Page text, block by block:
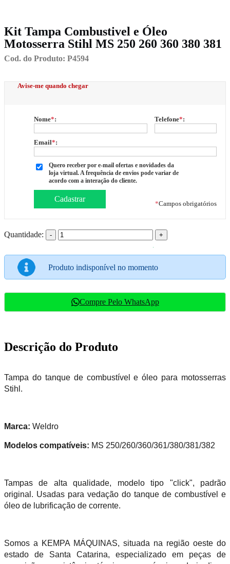
Kit Tampa Combustivel e Óleo
Motosserra Stihl MS 250 260 360 380 381
Cod. do Produto: P4594
Avise-me quando chegar
Nome*: Telefone*:
Email*:
Quero receber por e-mail ofertas e novidades da
loja virtual. A frequência de envios pode variar de
acordo com a interação do cliente.
*Campos obrigatórios
Quantidade: - +
Produto indisponível no momento
Compre Pelo WhatsApp
Descrição do Produto
Tampa do tanque de combustível e óleo para motosserras
Stihl.
Marca: Weldro
Modelos compatíveis: MS 250/260/360/361/380/381/382
Tampas de alta qualidade, modelo tipo "click", padrão
original. Usadas para vedação do tanque de combustível e
óleo de lubrificação de corrente.
Somos a KEMPA MÁQUINAS, situada na região oeste do
estado de Santa Catarina, especializado em peças de